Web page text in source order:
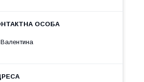
Валентина